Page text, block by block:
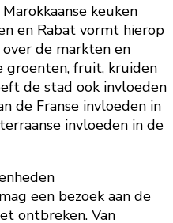
keuken
en Rabat vormt hierop
de markten en
groenten, fruit, kruiden
de stad ook invloeden
de Franse invloeden in
invloeden in de
een bezoek aan de
ontbreken. Van